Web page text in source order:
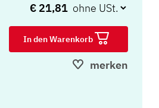
€ 21,81
In den Warenkorb
merken